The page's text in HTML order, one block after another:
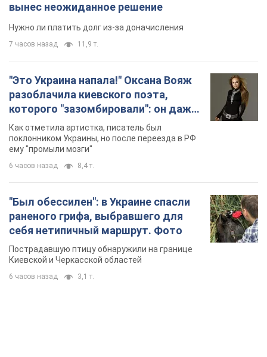
вынес неожиданное решение
Нужно ли платить долг из-за доначисления
7 часов назад 11,9 т.
"Это Украина напала!" Оксана Вояж
разоблачила киевского поэта,
которого "зазомбировали": он даже
русского не знал, а теперь хочет
геноцида украинцев
Как отметила артистка, писатель был
поклонником Украины, но после переезда в РФ
ему "промыли мозги"
6 часов назад 8,4 т.
"Был обессилен": в Украине спасли
раненого грифа, выбравшего для
себя нетипичный маршрут. Фото
Пострадавшую птицу обнаружили на границе
Киевской и Черкасской областей
6 часов назад 3,1 т.